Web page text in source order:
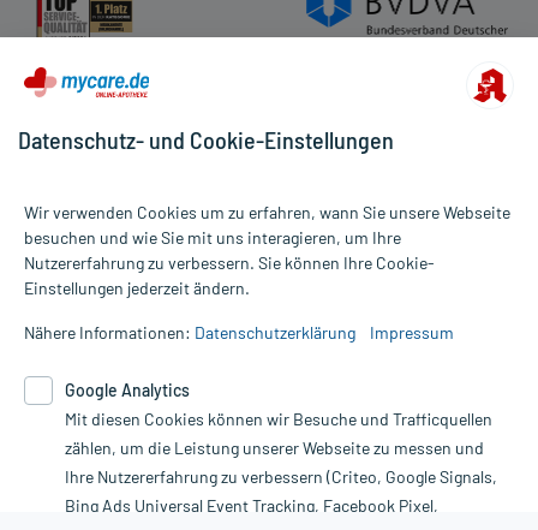
Alle Preise gelten inkl. MwSt., ggf. zzgl. Versandkosten
Informationen auf dieser Website werden ausschließlich für
die Untersuchung und Behandlung durch einen Arzt. Bitte
Therapien eingeleitet werden können. | Diese Webseite benutzt
Google Analytics. Lesen Sie bitte dazu die wichtigen Hinweise in
unserer Datenschutzerklärung. Für den Widerruf einer Bestellung
nutzen Sie das Formular:
Datenschutz- und Cookie-Einstellungen
Wir verwenden Cookies um zu erfahren, wann Sie unsere Webseite
besuchen und wie Sie mit uns interagieren, um Ihre
Nutzererfahrung zu verbessern. Sie können Ihre Cookie-
Einstellungen jederzeit ändern.
Nähere Informationen: Datenschutzerklärung Impressum
Google Analytics
Mit diesen Cookies können wir Besuche und Trafficquellen
zählen, um die Leistung unserer Webseite zu messen und
Ihre Nutzererfahrung zu verbessern (Criteo, Google Signals,
Bing Ads Universal Event Tracking, Facebook Pixel,